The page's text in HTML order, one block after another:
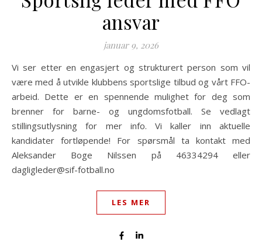
ansvar
januar 9, 2026
Vi ser etter en engasjert og strukturert person som vil
være med å utvikle klubbens sportslige tilbud og vårt FFO-
arbeid. Dette er en spennende mulighet for deg som
brenner for barne- og ungdomsfotball. Se vedlagt
stillingsutlysning for mer info. Vi kaller inn aktuelle
kandidater fortløpende! For spørsmål ta kontakt med
Aleksander Boge Nilssen på 46334294 eller
dagligleder@sif-fotball.no
LES MER